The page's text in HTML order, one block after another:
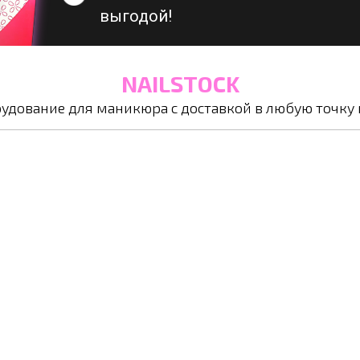
выгодой!
NAILSTOCK
для маникюра с доставкой в любую